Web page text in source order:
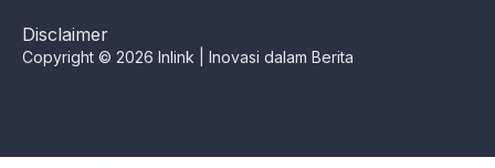
Disclaimer
Copyright © 2026 Inlink | Inovasi dalam Berita